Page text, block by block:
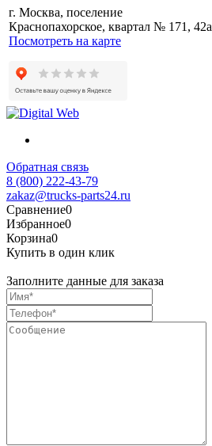
г. Москва, поселение
Краснопахорское, квартал № 171, 42а
Посмотреть на карте
Обратная связь
8 (800) 222-43-79
zakaz@trucks-parts24.ru
Сравнение0
Избранное0
Корзина0
Купить в один клик
Заполните данные для заказа